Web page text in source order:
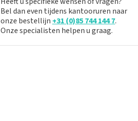
Bel dan even tijdens kantooruren naar
onze bestellijn +31 (0)85 744 144 7.
Onze specialisten helpen u graag.